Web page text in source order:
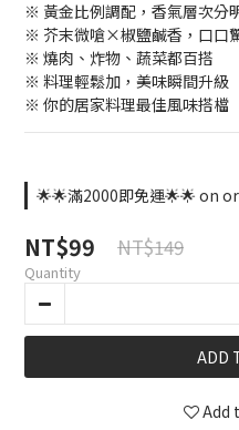
※ 黃金比例調配，香氣層次分
※ 芥末微嗆×椒鹽鹹香，口口
※ 燒肉、炸物、蔬菜都百搭
※ 料理輕鬆加，美味瞬間升級
※ 你的居家料理最佳風味搭檔
🌟🌟滿2000即免運🌟🌟 on
NT$99 NT$149
Quantity
ADD
Add